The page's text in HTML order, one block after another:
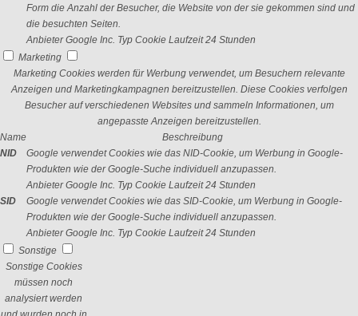
Form die Anzahl der Besucher, die Website von der sie gekommen sind und
die besuchten Seiten.
Anbieter Google Inc. Typ Cookie Laufzeit 24 Stunden
Marketing
Marketing Cookies werden für Werbung verwendet, um Besuchern relevante
Anzeigen und Marketingkampagnen bereitzustellen. Diese Cookies verfolgen
Besucher auf verschiedenen Websites und sammeln Informationen, um
angepasste Anzeigen bereitzustellen.
Name
Beschreibung
NID
Google verwendet Cookies wie das NID-Cookie, um Werbung in Google-
Produkten wie der Google-Suche individuell anzupassen.
Anbieter Google Inc. Typ Cookie Laufzeit 24 Stunden
SID
Google verwendet Cookies wie das SID-Cookie, um Werbung in Google-
Produkten wie der Google-Suche individuell anzupassen.
Anbieter Google Inc. Typ Cookie Laufzeit 24 Stunden
Sonstige
Sonstige Cookies
müssen noch
analysiert werden